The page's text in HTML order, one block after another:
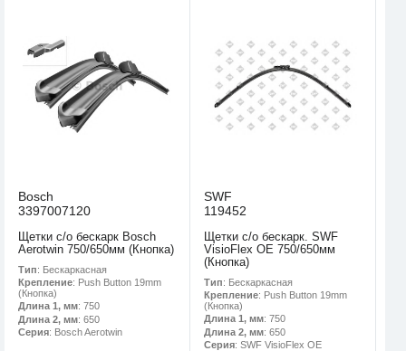
Bosch
3397007120
Щетки с/о бескарк Bosch
Aerotwin 750/650мм (Кнопка)
Тип: Бескаркасная
Крепление: Push Button 19mm
(Кнопка)
Длина 1, мм: 750
Длина 2, мм: 650
Серия: Bosch Aerotwin
SWF
119452
Щетки с/о бескарк. SWF
VisioFlex OE 750/650мм
(Кнопка)
Тип: Бескаркасная
Крепление: Push Button 19mm
(Кнопка)
Длина 1, мм: 750
Длина 2, мм: 650
Серия: SWF VisioFlex OE